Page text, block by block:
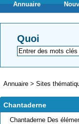
Annuaire
Quoi
Annuaire > Sites
Chantaderne
Chantaderne Des